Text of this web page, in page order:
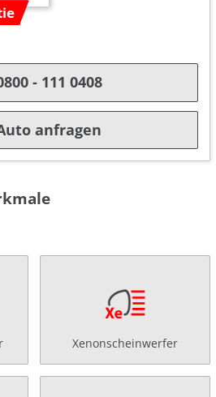
- 111 0408
anfragen
Xenonscheinwerfer